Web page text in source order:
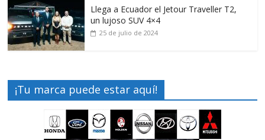
Llega a Ecuador el Jetour Traveller T2,
un lujoso SUV 4×4
25 de julio de 2024
¡Tu marca puede estar aquí!